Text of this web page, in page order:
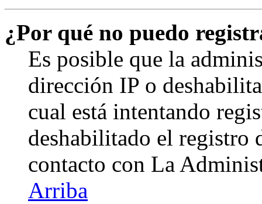
¿Por qué no puedo
Es posible que la
dirección IP o
cual está intentando
deshabilitado el registro
contacto con La
Arriba